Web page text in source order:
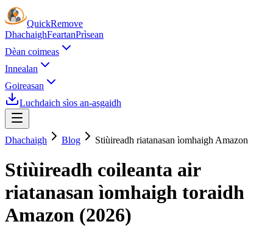
QuickRemove
DhachaighFeartanPrìsean
Dèan coimeas
Innealan
Goireasan
Luchdaich sìos an-asgaidh
Dhachaigh Blog Stiùireadh riatanasan ìomhaigh Amazon
Stiùireadh coileanta air
riatanasan ìomhaigh toraidh
Amazon (2026)